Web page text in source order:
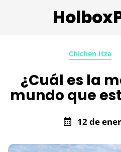
Chichen Itza
¿Cuál es la
mundo que
12 de